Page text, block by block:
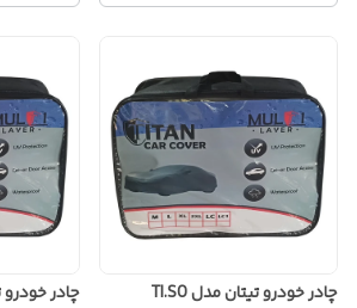
چادر خودرو تیتان مدل TI.SO